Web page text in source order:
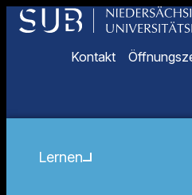
Kontakt
Lernen